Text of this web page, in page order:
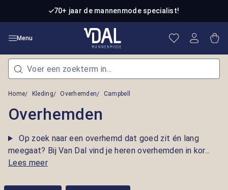
Ga naar de hoofdinhoud70+ jaar de mannenmode specialist!
Menu Je hebt 0
Home Kleding Overhemden Campbell
Overhemden
Op zoek naar een overhemd dat goed zit én lang
meegaat? Bij Van Dal vind je heren overhemden in kor...
Lees meer